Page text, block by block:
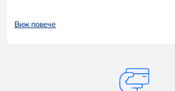
Виж повече